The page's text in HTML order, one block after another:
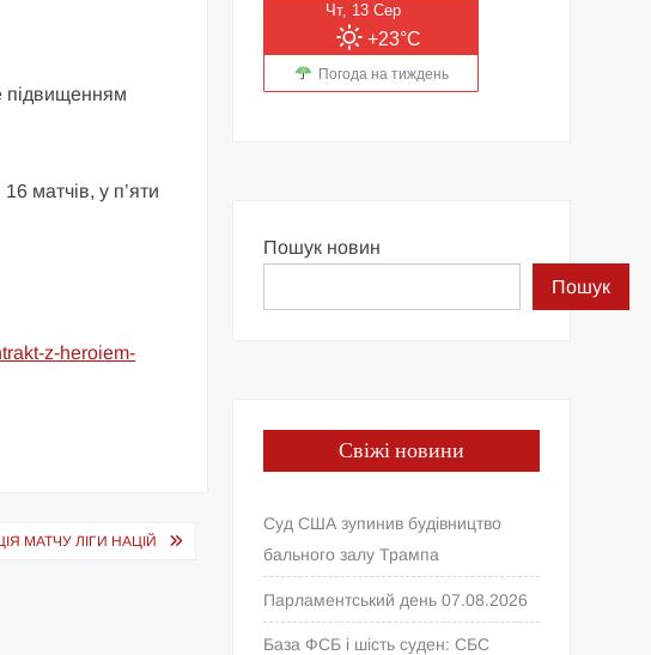
підвищенням
матчів, у п’яти
z-heroiem-
МАТЧУ ЛІГИ НАЦІЙ
Чт, 13 Сер
+23°C
Погода на тиждень
Пошук новин
Пошук
Свіжі новини
Суд США зупинив будівництво
бального залу Трампа
Парламентський день 07.08.2026
База ФСБ і шість суден: СБС